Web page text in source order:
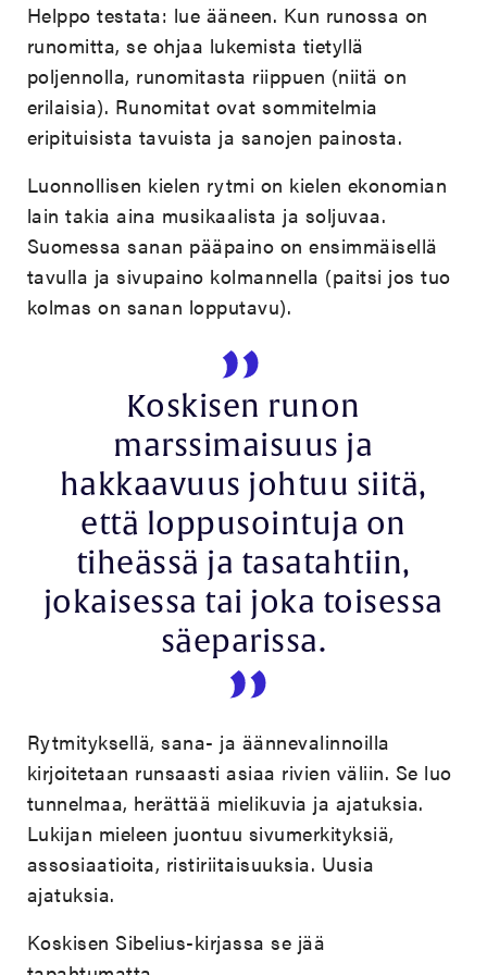
Helppo testata: lue ääneen. Kun runossa on
runomitta, se ohjaa lukemista tietyllä
poljennolla, runomitasta riippuen (niitä on
erilaisia). Runomitat ovat sommitelmia
eripituisista tavuista ja sanojen painosta.
Luonnollisen kielen rytmi on kielen ekonomian
lain takia aina musikaalista ja soljuvaa.
Suomessa sanan pääpaino on ensimmäisellä
tavulla ja sivupaino kolmannella (paitsi jos tuo
kolmas on sanan lopputavu).
Koskisen runon
marssimaisuus ja
hakkaavuus johtuu siitä,
että loppusointuja on
tiheässä ja tasatahtiin,
jokaisessa tai joka toisessa
säeparissa.
Rytmityksellä, sana- ja äännevalinnoilla
kirjoitetaan runsaasti asiaa rivien väliin. Se luo
tunnelmaa, herättää mielikuvia ja ajatuksia.
Lukijan mieleen juontuu sivumerkityksiä,
assosiaatioita, ristiriitaisuuksia. Uusia
ajatuksia.
Koskisen Sibelius-kirjassa se jää